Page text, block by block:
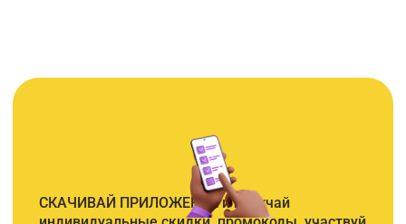
СКАЧИВАЙ ПРИЛОЖЕНИЕ и получай